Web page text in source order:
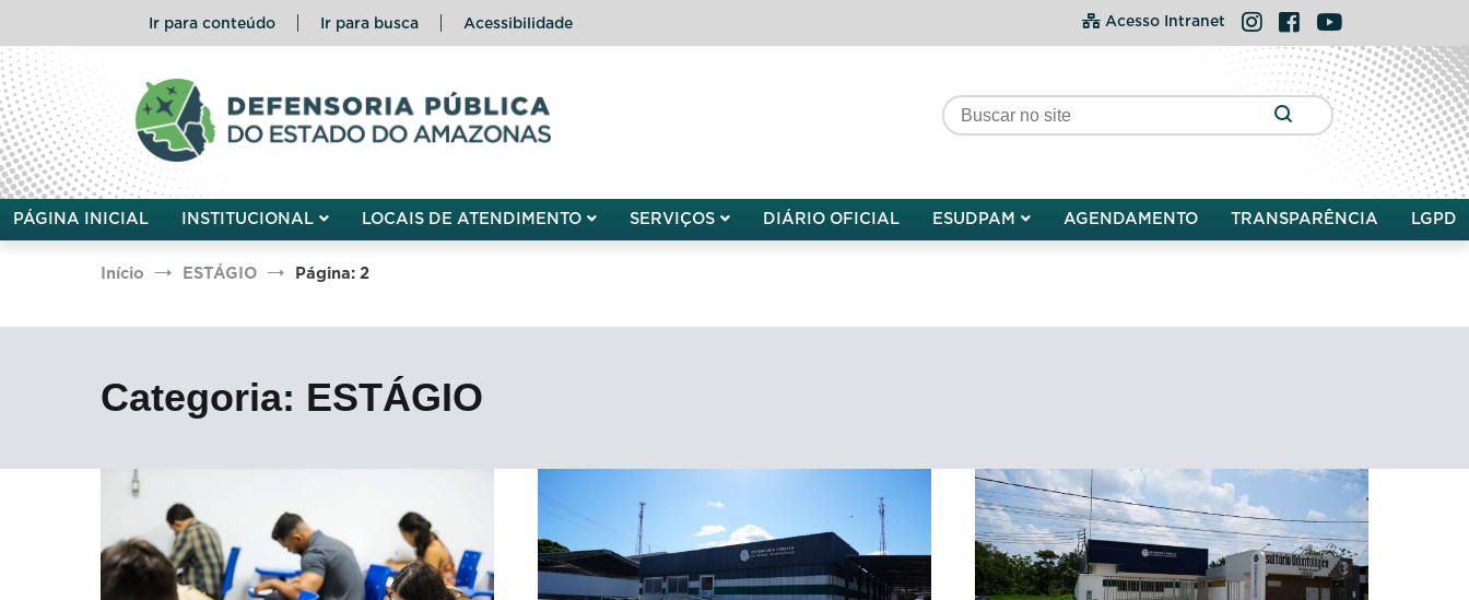
o
conteúdo
Ir para conteúdo Ir para busca Acessibilidade Acesso Intranet Instagram
FacebookYouTube
Defensoria Pública do Estado do Amazonas
PÁGINA INICIAL INSTITUCIONAL LOCAIS DE ATENDIMENTO SERVIÇOS DIÁRIO OFICIAL ESUDPAM AGENDAMENTO TRANSPARÊNCIA LGPD
Início ESTÁGIO Página: 2
Categoria: ESTÁGIO